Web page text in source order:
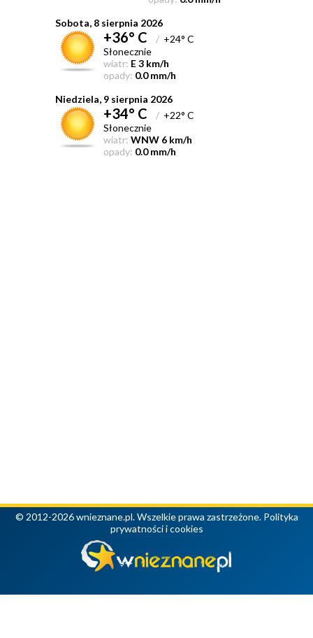
Sobota, 8 sierpnia 2026
+36° C /+24° C
Słonecznie
wiatr: E 3 km/h
opady: 0.0 mm/h
Niedziela, 9 sierpnia 2026
+34° C /+22° C
Słonecznie
wiatr: WNW 6 km/h
opady: 0.0 mm/h
© 2012-2026 wnieznane.pl. Wszelkie prawa zastrzeżone. Polityka
prywatności i cookies